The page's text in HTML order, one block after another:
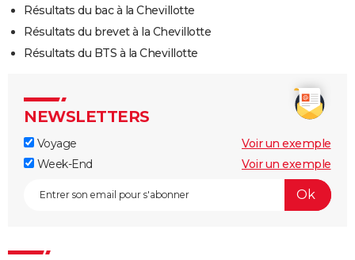
Résultats du bac à la Chevillotte
Résultats du brevet à la Chevillotte
Résultats du BTS à la Chevillotte
NEWSLETTERS
Voyage
Voir un exemple
Week-End
Voir un exemple